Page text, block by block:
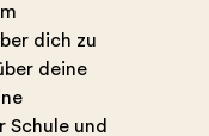
dich zu
deine
Schule und